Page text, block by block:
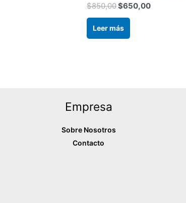
$850,00$650,00
Leer más
Empresa
Sobre Nosotros
Contacto